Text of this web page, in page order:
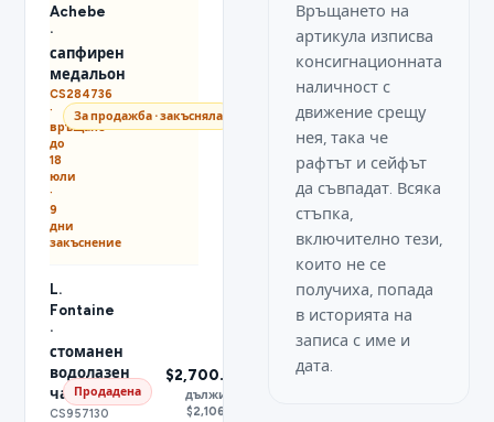
Achebe
·
сапфирен
медальон
CS284736
·
връщане
до
18
юли
·
9
дни
закъснение
За продажба · закъсняла $1,850.00
L.
Fontaine
·
стоманен
водолазен
часовник
CS957130
Продадена
$2,700.00
дължими
$2,106.00
Връщането на
артикула изписва
консигнационната
наличност с
движение срещу
нея, така че
рафтът и сейфът
да съвпадат. Всяка
стъпка,
включително тези,
които не се
получиха, попада
в историята на
записа с име и
дата.